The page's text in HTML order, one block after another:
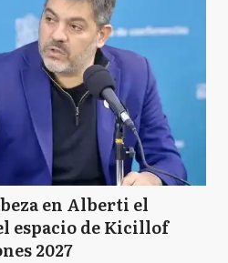
en Alberti el
espacio de Kicillof
2027